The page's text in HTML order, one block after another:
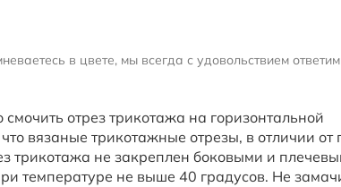
в цвете, мы всегда с удовольствием
отрез трикотажа на горизонтальной
вязаные трикотажные отрезы, в отличии от
трикотажа не закреплен боковыми и
температуре не выше 40 градусов. Не